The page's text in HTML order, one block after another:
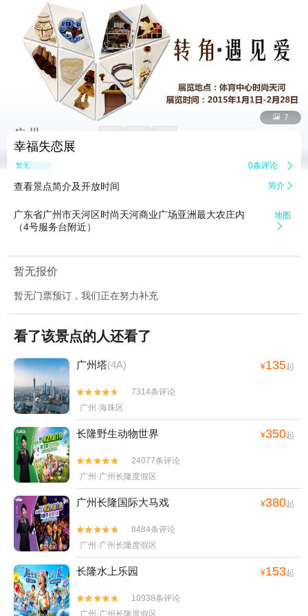
 7
幸福失恋展
暂无点评 0条评论 
查看景点简介及开放时间 简介 
广东省广州市天河区时尚天河商业广场亚洲最大农庄内
（4号服务台附近）
地图

暂无报价
暂无门票预订，我们正在努力补充
看了该景点的人还看了
广州塔(4A) ¥135起


7314条评论
广州·海珠区
长隆野生动物世界 ¥350起


24077条评论
广州·广州长隆度假区
广州长隆国际大马戏 ¥380起


8484条评论
广州·广州长隆度假区
长隆水上乐园 ¥153起


10938条评论